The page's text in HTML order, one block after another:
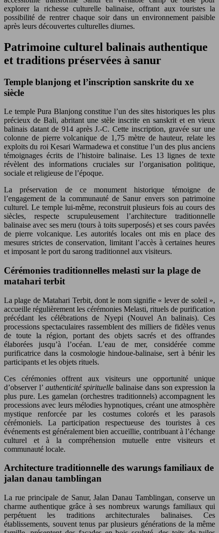
explorer la richesse culturelle balinaise, offrant aux touristes la
possibilité de rentrer chaque soir dans un environnement paisible
après leurs découvertes culturelles diurnes.
Patrimoine culturel balinais authentique
et traditions préservées à sanur
Temple blanjong et l’inscription sanskrite du xe
siècle
Le temple Pura Blanjong constitue l’un des sites historiques les plus
précieux de Bali, abritant une stèle inscrite en sanskrit et en vieux
balinais datant de 914 après J.-C. Cette inscription, gravée sur une
colonne de pierre volcanique de 1,75 mètre de hauteur, relate les
exploits du roi Kesari Warmadewa et constitue l’un des plus anciens
témoignages écrits de l’histoire balinaise. Les 13 lignes de texte
révèlent des informations cruciales sur l’organisation politique,
sociale et religieuse de l’époque.
La préservation de ce monument historique témoigne de
l’engagement de la communauté de Sanur envers son patrimoine
culturel. Le temple lui-même, reconstruit plusieurs fois au cours des
siècles, respecte scrupuleusement l’architecture traditionnelle
balinaise avec ses meru (tours à toits superposés) et ses cours pavées
de pierre volcanique. Les autorités locales ont mis en place des
mesures strictes de conservation, limitant l’accès à certaines heures
et imposant le port du sarong traditionnel aux visiteurs.
Cérémonies traditionnelles melasti sur la plage de
matahari terbit
La plage de Matahari Terbit, dont le nom signifie « lever de soleil »,
accueille régulièrement les cérémonies Melasti, rituels de purification
précédant les célébrations de Nyepi (Nouvel An balinais). Ces
processions spectaculaires rassemblent des milliers de fidèles venus
de toute la région, portant des objets sacrés et des offrandes
élaborées jusqu’à l’océan. L’eau de mer, considérée comme
purificatrice dans la cosmologie hindoue-balinaise, sert à bénir les
participants et les objets rituels.
Ces cérémonies offrent aux visiteurs une opportunité unique
d’observer l’ authenticité spirituelle balinaise dans son expression la
plus pure. Les gamelan (orchestres traditionnels) accompagnent les
processions avec leurs mélodies hypnotiques, créant une atmosphère
mystique renforcée par les costumes colorés et les parasols
cérémoniels. La participation respectueuse des touristes à ces
événements est généralement bien accueillie, contribuant à l’échange
culturel et à la compréhension mutuelle entre visiteurs et
communauté locale.
Architecture traditionnelle des warungs familiaux de
jalan danau tamblingan
La rue principale de Sanur, Jalan Danau Tamblingan, conserve un
charme authentique grâce à ses nombreux warungs familiaux qui
perpétuent les traditions architecturales balinaises. Ces
établissements, souvent tenus par plusieurs générations de la même